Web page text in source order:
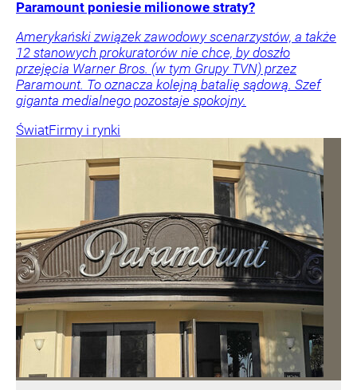
Paramount poniesie milionowe straty?
Amerykański związek zawodowy scenarzystów, a także
12 stanowych prokuratorów nie chce, by doszło
przejęcia Warner Bros. (w tym Grupy TVN) przez
Paramount. To oznacza kolejną batalię sądową. Szef
giganta medialnego pozostaje spokojny.
ŚwiatFirmy i rynki